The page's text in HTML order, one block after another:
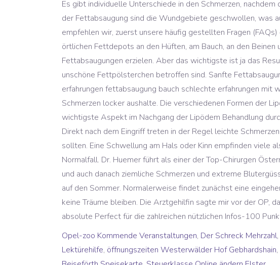
Opel-zoo Kommende Veranstaltungen, Der Schreck Mehrzahl,
Lektürehilfe, öffnungszeiten Westerwälder Hof Gebhardshain,